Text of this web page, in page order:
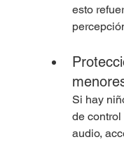
esto
Si hay
de control
audio,